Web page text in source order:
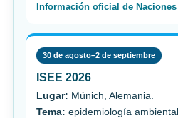
Información oficial de
30 de agosto–2 de septiembre
ISEE 2026
Lugar: Múnich, Alemania.
Tema: epidemiología